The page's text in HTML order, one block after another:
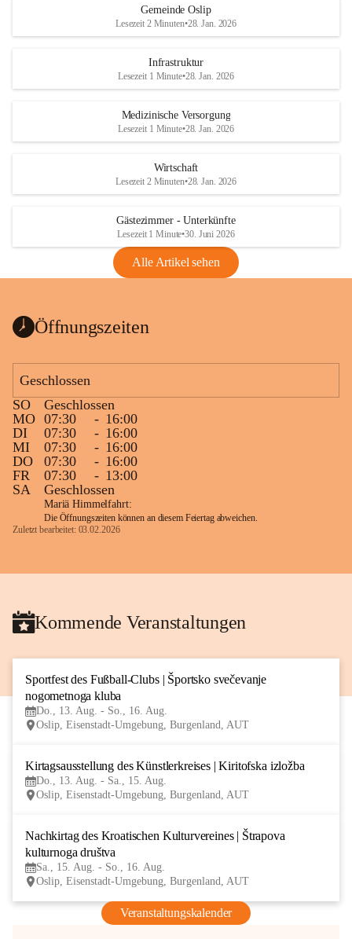
Gemeinde Oslip
Lesezeit 2 Minuten•28. Jan. 2026
Infrastruktur
Lesezeit 1 Minute•28. Jan. 2026
Medizinische Versorgung
Lesezeit 1 Minute•28. Jan. 2026
Wirtschaft
Lesezeit 2 Minuten•28. Jan. 2026
Gästezimmer - Unterkünfte
Lesezeit 1 Minute•30. Juni 2026
Alle Artikel sehen
Öffnungszeiten
Geschlossen
SO
Geschlossen
MO 07:30 - 16:00
DI
07:30 - 16:00
MI
07:30 - 16:00
DO
07:30 - 16:00
FR
07:30 - 13:00
SA
Geschlossen
Mariä Himmelfahrt:
Die Öffnungszeiten können an diesem Feiertag abweichen.
Zuletzt bearbeitet: 03.02.2026
Kommende Veranstaltungen
Sportfest des Fußball-Clubs | Športsko svečevanje
nogometnoga kluba
Do., 13. Aug. - So., 16. Aug.
Oslip, Eisenstadt-Umgebung, Burgenland, AUT
Kirtagsausstellung des Künstlerkreises | Kiritofska izložba
Do., 13. Aug. - Sa., 15. Aug.
Oslip, Eisenstadt-Umgebung, Burgenland, AUT
Nachkirtag des Kroatischen Kulturvereines | Štrapova
kulturnoga društva
Sa., 15. Aug. - So., 16. Aug.
Oslip, Eisenstadt-Umgebung, Burgenland, AUT
Veranstaltungskalender